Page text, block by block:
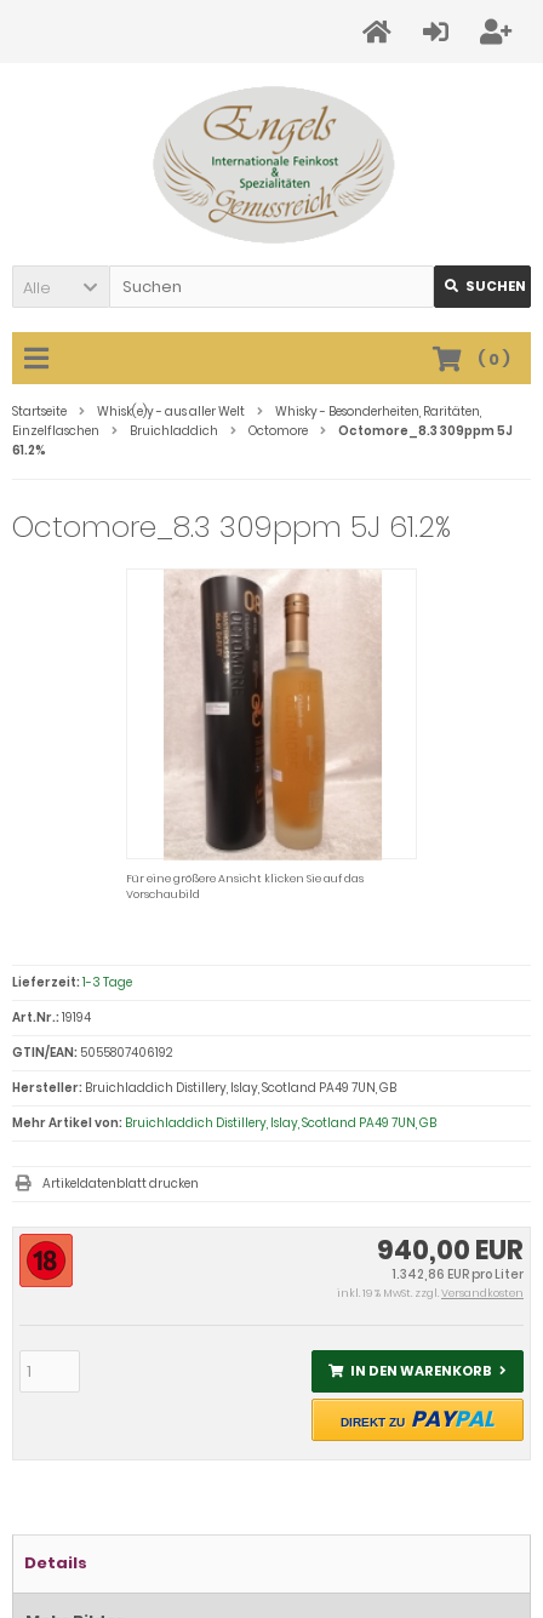
Alle SUCHEN
( 0)
Startseite Whisk(e)y - aus aller Welt
Whisky - Besonderheiten, Raritäten,
Einzelflaschen
Bruichladdich Octomore
Octomore_8.3 309ppm 5J
61.2%
Octomore_8.3 309ppm 5J 61.2%
Für eine größere Ansicht klicken Sie auf das
Vorschaubild
940,00 EUR
1.342,86 EUR pro Liter
inkl. 19 % MwSt. zzgl.Versandkosten
IN DEN WARENKORB
DIREKT ZU PAYPAL
Lieferzeit: 1-3 Tage
Art.Nr.: 19194
GTIN/EAN: 5055807406192
Hersteller: Bruichladdich Distillery, Islay, Scotland PA49 7UN, GB
Mehr Artikel von: Bruichladdich Distillery, Islay, Scotland PA49 7UN, GB
Artikeldatenblatt drucken
Details